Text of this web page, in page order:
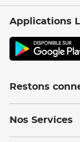
Applications
Restons
Nos Services